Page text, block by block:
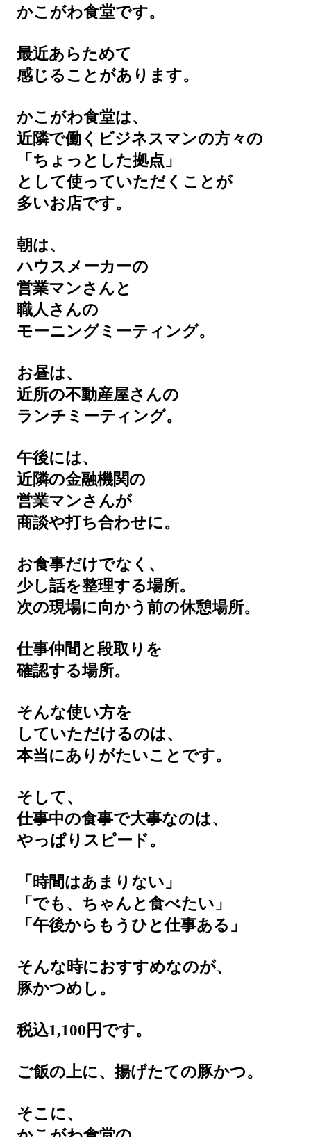
かこがわ食堂です。
最近あらためて
感じることがあります。
かこがわ食堂は、
近隣で働くビジネスマンの方々の
「ちょっとした拠点」
として使っていただくことが
多いお店です。
朝は、
ハウスメーカーの
営業マンさんと
職人さんの
モーニングミーティング。
お昼は、
近所の不動産屋さんの
ランチミーティング。
午後には、
近隣の金融機関の
営業マンさんが
商談や打ち合わせに。
お食事だけでなく、
少し話を整理する場所。
次の現場に向かう前の休憩場所。
仕事仲間と段取りを
確認する場所。
そんな使い方を
していただけるのは、
本当にありがたいことです。
そして、
仕事中の食事で大事なのは、
やっぱりスピード。
「時間はあまりない」
「でも、ちゃんと食べたい」
「午後からもうひと仕事ある」
そんな時におすすめなのが、
豚かつめし。
税込1,100円です。
ご飯の上に、揚げたての豚かつ。
そこに、